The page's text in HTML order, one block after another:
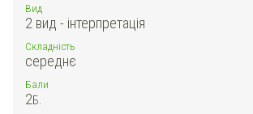
Вид
2 вид - інтерпретація
Складність
середнє
Бали
2Б.